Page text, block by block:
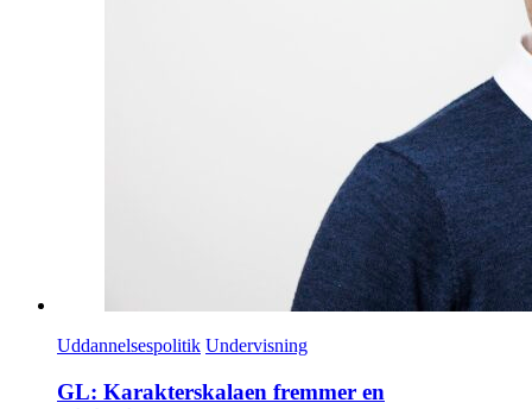
Uddannelsespolitik Undervisning
GL: Karakterskalaen fremmer en